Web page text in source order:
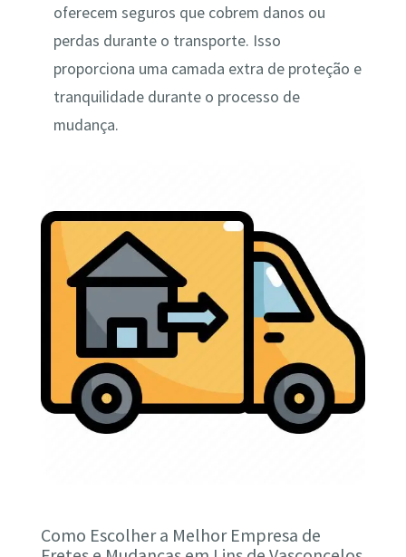
oferecem seguros que cobrem danos ou
perdas durante o transporte. Isso
proporciona uma camada extra de proteção e
tranquilidade durante o processo de
mudança.
Como Escolher a Melhor Empresa de